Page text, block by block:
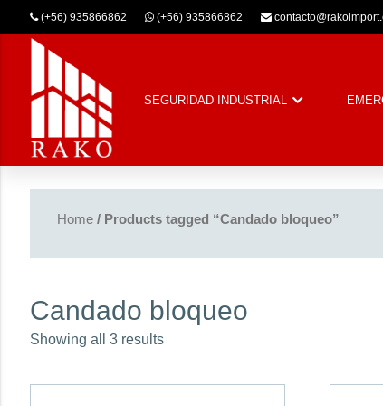
(+56) 935866862 (+56) 935866862
SEGURIDAD INDUSTRIAL
Home / Products tagged “Candado bloqueo”
Candado bloqueo
Showing all 3 results